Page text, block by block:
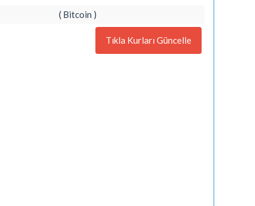
( Bitcoin )
Tıkla Kurları Güncelle